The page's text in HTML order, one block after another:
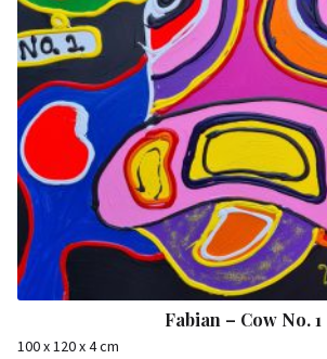
Fabian – Cow No. 1
100 x 120 x 4 cm